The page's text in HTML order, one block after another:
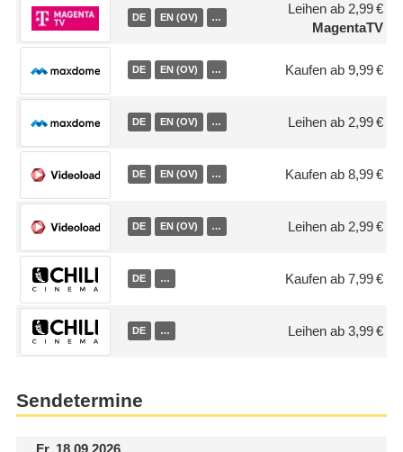
DE EN (OV) …
Leihen ab 2,99 €
MagentaTV
DE EN (OV) … Kaufen ab 9,99 €
DE EN (OV) … Leihen ab 2,99 €
DE EN (OV) … Kaufen ab 8,99 €
DE EN (OV) … Leihen ab 2,99 €
DE … Kaufen ab 7,99 €
DE … Leihen ab 3,99 €
Sendetermine
Fr.18.09.2026